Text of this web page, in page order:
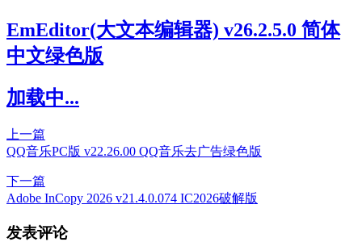
EmEditor(大文本编辑器) v26.2.5.0 简体
中文绿色版
加载中...
上一篇
QQ音乐PC版 v22.26.00 QQ音乐去广告绿色版
下一篇
Adobe InCopy 2026 v21.4.0.074 IC2026破解版
发表评论